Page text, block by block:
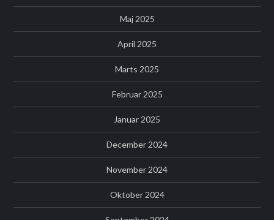
Maj 2025
April 2025
Marts 2025
Februar 2025
Januar 2025
December 2024
November 2024
Oktober 2024